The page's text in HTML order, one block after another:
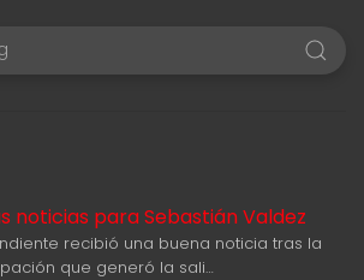
noticias para Sebastián Valdez
recibió una buena noticia tras la
que generó la sali…